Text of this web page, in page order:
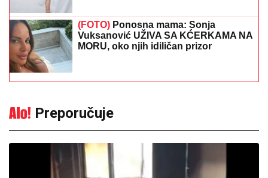
(FOTO) Ponosna mama: Sonja
Vuksanović UŽIVA SA KĆERKAMA NA
MORU, oko njih idiličan prizor
Preporučuje